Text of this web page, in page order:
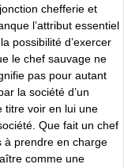
chefferie et
l’attribut essentiel
possibilité d’exercer
le chef sauvage ne
pas pour autant
la société d’un
titre voir en lui une
Que fait un chef
à prendre en charge
comme une